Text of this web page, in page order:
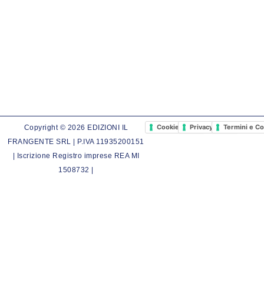
Copyright © 2026 EDIZIONI IL
FRANGENTE SRL | P.IVA 11935200151
| Iscrizione Registro imprese REA MI
1508732 |
Cookie PolicyPrivacy PolicyTermini e